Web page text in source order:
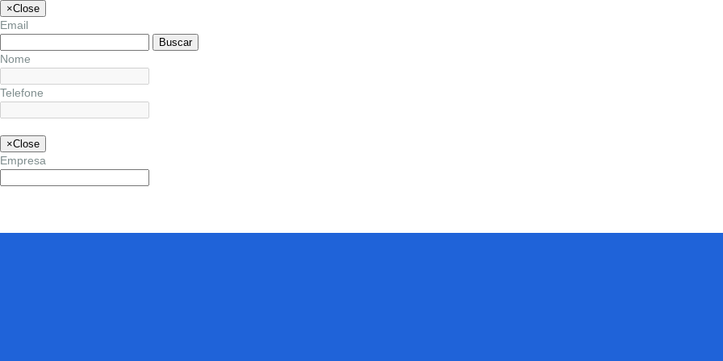
×Close
Email
Buscar
Nome
Telefone
×Close
Empresa